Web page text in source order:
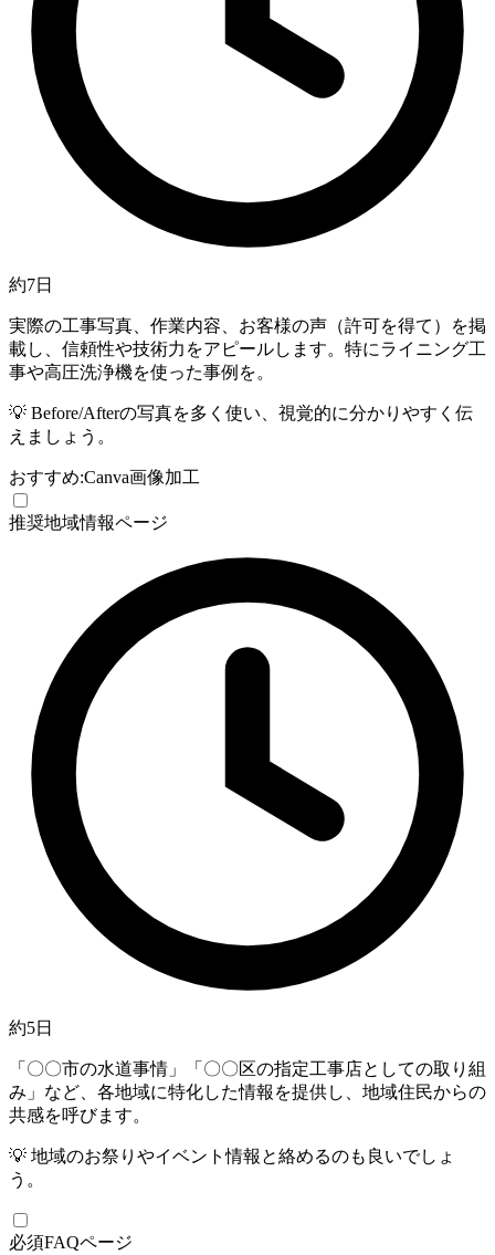
約7日
実際の工事写真、作業内容、お客様の声（許可を得て）を掲
載し、信頼性や技術力をアピールします。特にライニング工
事や高圧洗浄機を使った事例を。
💡 Before/Afterの写真を多く使い、視覚的に分かりやすく伝
えましょう。
おすすめ:Canva画像加工
推奨地域情報ページ
約5日
「〇〇市の水道事情」「〇〇区の指定工事店としての取り組
み」など、各地域に特化した情報を提供し、地域住民からの
共感を呼びます。
💡 地域のお祭りやイベント情報と絡めるのも良いでしょ
う。
必須FAQページ